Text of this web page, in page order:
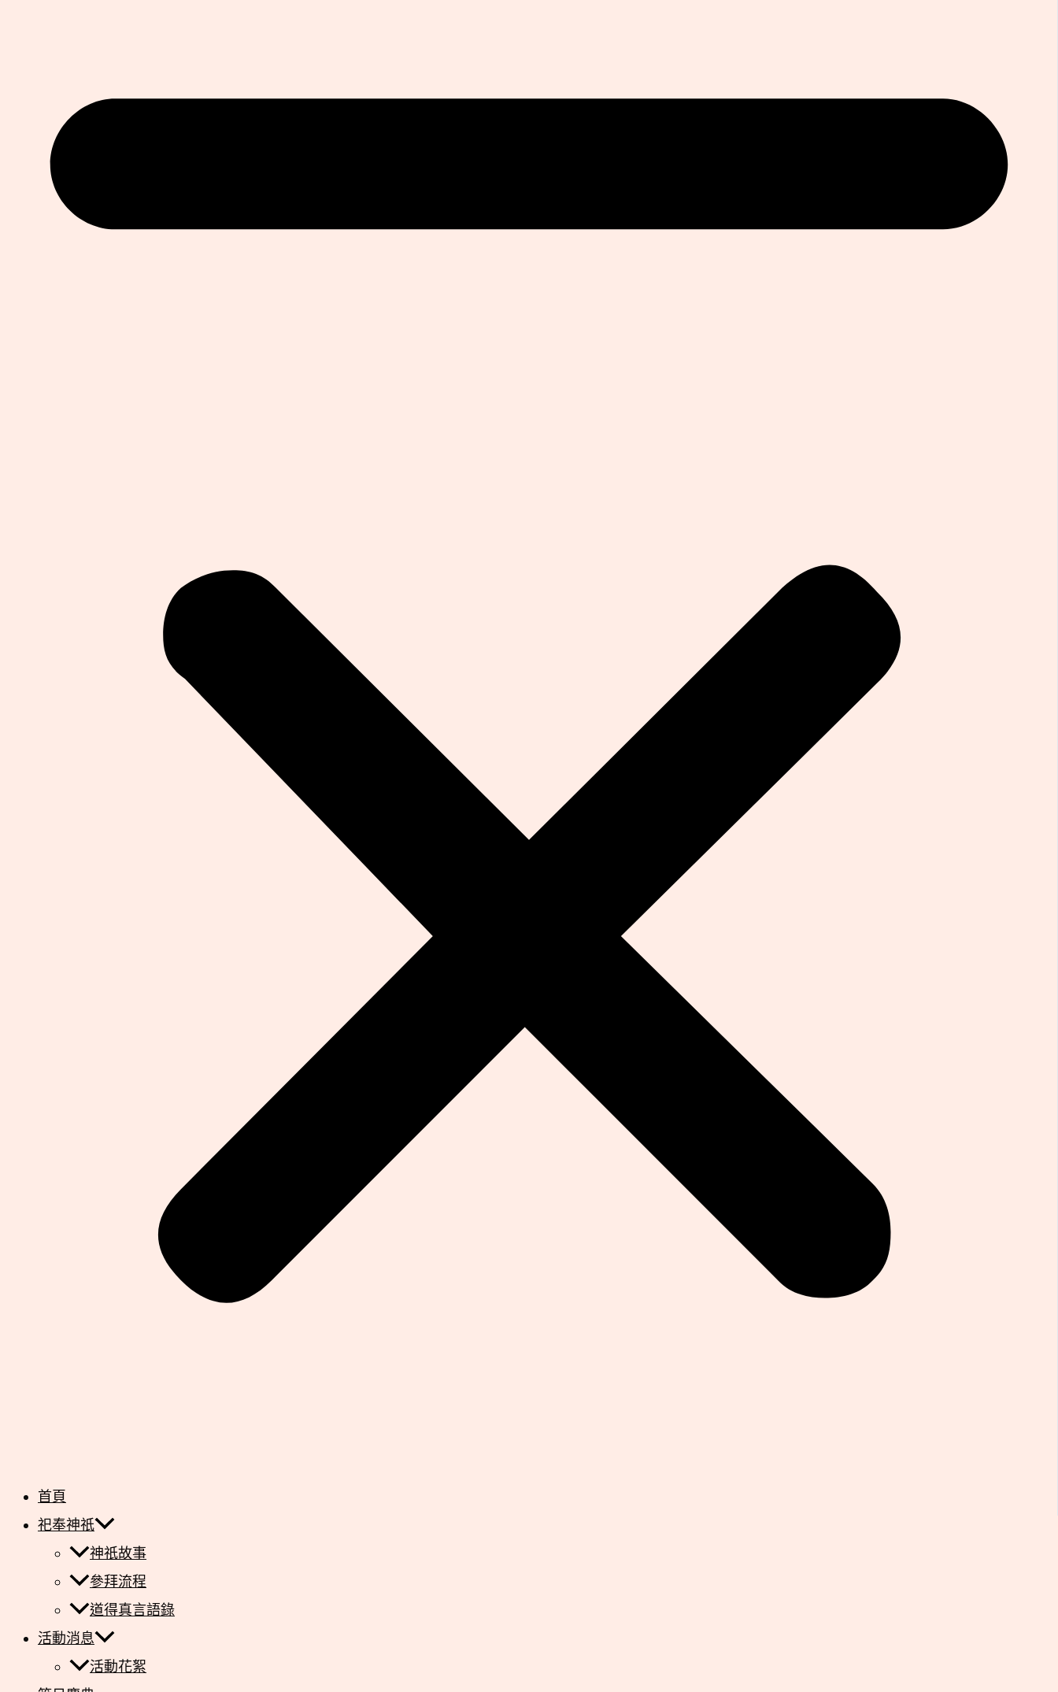
首頁
祀奉神祇
神祇故事
參拜流程
道得真言語錄
活動消息
活動花絮